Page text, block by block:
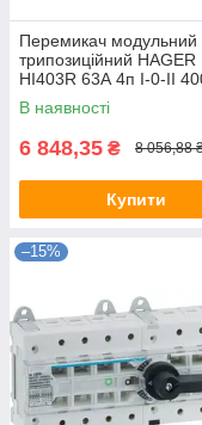
Перемикач модульний
трипозиційний HAGER
HI403R 63А 4п I-0-II
12.5м
В наявності
6 848,35 ₴ 8 056,88
Купити
–15%